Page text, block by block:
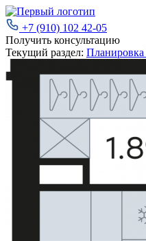
+7 (910) 102 42-05
Получить консультацию
Текущий раздел: Планировка